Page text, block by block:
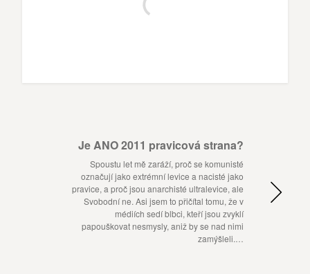
Je ANO 2011 pravicová strana?
Spoustu let mě zaráží, proč se komunisté
označují jako extrémní levice a nacisté jako
pravice, a proč jsou anarchisté ultralevice, ale
Svobodní ne. Asi jsem to přičítal tomu, že v
médiích sedí blbci, kteří jsou zvyklí
papouškovat nesmysly, aniž by se nad nimi
zamýšleli.…